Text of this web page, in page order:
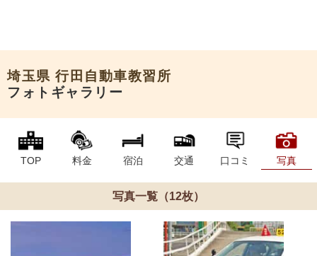
埼玉県 行田自動車教習所
フォトギャラリー
TOP 料金 宿泊 交通 口コミ 写真
写真一覧（12枚）